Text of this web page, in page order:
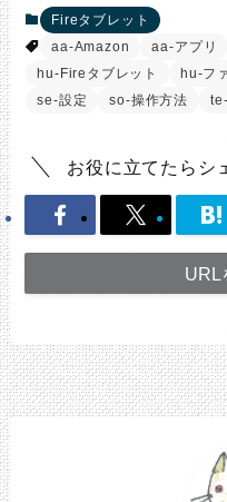
Fireタブレット
aa-Amazon
aa-アプリ
hu-Fireタブレット
hu-フ
se-設定
so-操作方法
お役に立てたらシ
URL